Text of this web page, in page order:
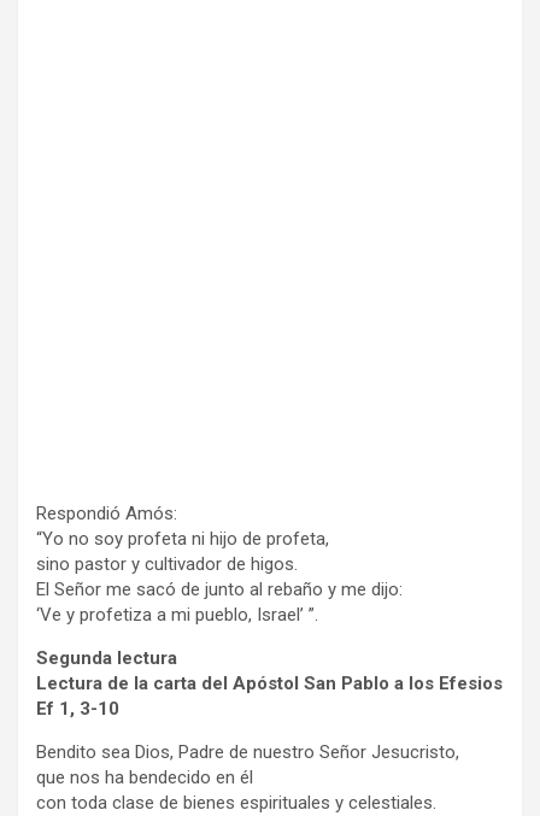
Respondió Amós:
“Yo no soy profeta ni hijo de profeta,
sino pastor y cultivador de higos.
El Señor me sacó de junto al rebaño y me dijo:
‘Ve y profetiza a mi pueblo, Israel’ ”.
Segunda lectura
Lectura de la carta del Apóstol San Pablo a los Efesios
Ef 1, 3-10
Bendito sea Dios, Padre de nuestro Señor Jesucristo,
que nos ha bendecido en él
con toda clase de bienes espirituales y celestiales.